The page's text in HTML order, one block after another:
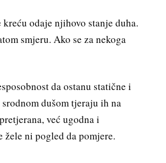
odaje njihovo stanje duha.
smjeru. Ako se za nekoga
da ostanu statične i
dušom tjeraju ih na
već ugodna i
ni pogled da pomjere.